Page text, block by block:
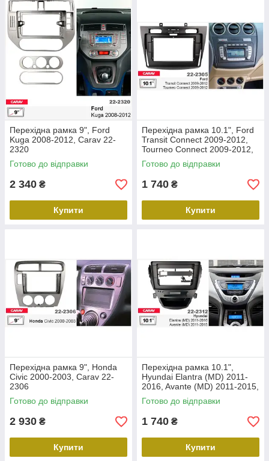
Перехідна рамка 9", Ford
Kuga 2008-2012, Carav 22-
2320
Готово до відправки
2 340 ₴
Купити
Перехідна рамка 10.1", Ford
Transit Connect 2009-2012,
Tourneo Connect 2009-2012,
Carav 22-2305
Готово до відправки
1 740 ₴
Купити
Перехідна рамка 9", Honda
Civic 2000-2003, Carav 22-
2306
Готово до відправки
2 930 ₴
Купити
Перехідна рамка 10.1",
Hyundai Elantra (MD) 2011-
2016, Avante (MD) 2011-2015,
Carav 22-2312
Готово до відправки
1 740 ₴
Купити